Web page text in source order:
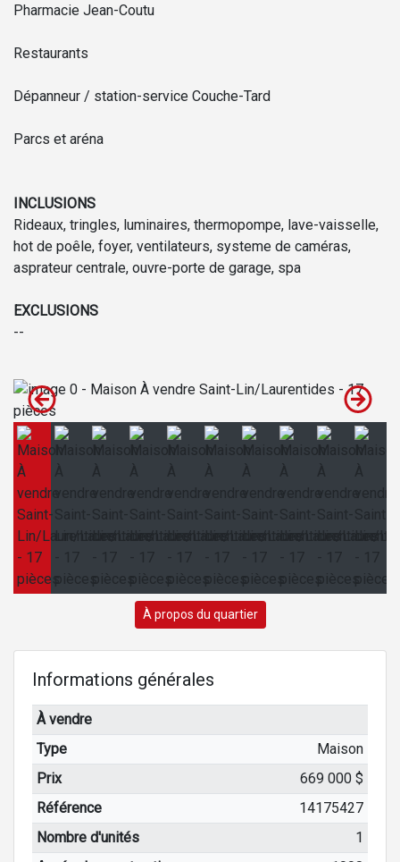
Pharmacie Jean-Coutu
Restaurants
Dépanneur / station-service Couche-Tard
Parcs et aréna
INCLUSIONS
Rideaux, tringles, luminaires, thermopompe, lave-vaisselle,
hot de poêle, foyer, ventilateurs, systeme de caméras,
asprateur centrale, ouvre-porte de garage, spa
EXCLUSIONS
--
À propos du quartier
Informations générales
À vendre
Type
Maison
Prix
669 000 $
Référence
14175427
Nombre d'unités
1